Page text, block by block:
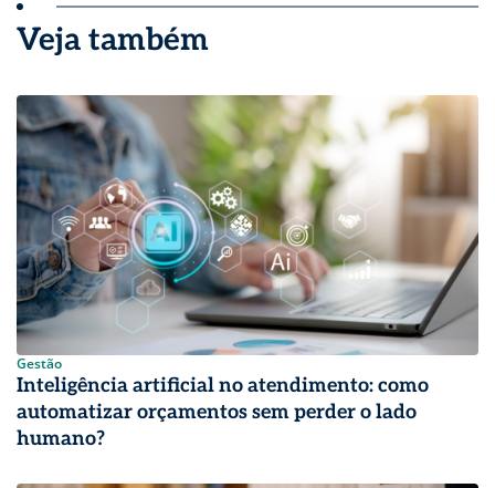
Veja também
Gestão
Inteligência artificial no atendimento: como
automatizar orçamentos sem perder o lado
humano?